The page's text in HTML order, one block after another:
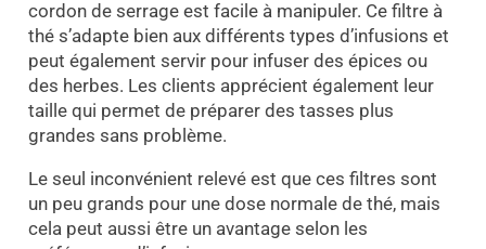
cordon de serrage est facile à manipuler. Ce filtre à
thé s’adapte bien aux différents types d’infusions et
peut également servir pour infuser des épices ou
des herbes. Les clients apprécient également leur
taille qui permet de préparer des tasses plus
grandes sans problème.
Le seul inconvénient relevé est que ces filtres sont
un peu grands pour une dose normale de thé, mais
cela peut aussi être un avantage selon les